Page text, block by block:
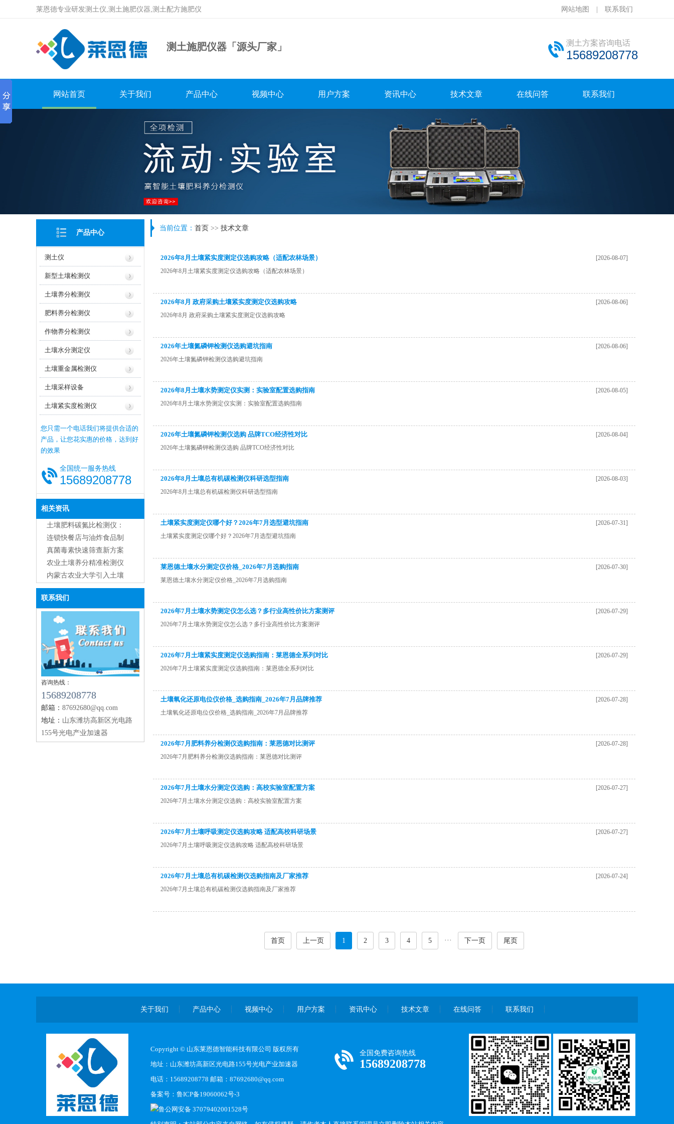
莱恩德专业研发测土仪,测土施肥仪器,测土配方施肥仪 网站地图 联系我们
测土施肥仪器「源头厂家」 测土方案咨询电话
15689208778
网站首页 关于我们 产品中心 视频中心 用户方案 资讯中心 技术文章 在线问答 联系我们
产品中心
测土仪
新型土壤检测仪
土壤养分检测仪
肥料养分检测仪
作物养分检测仪
土壤水分测定仪
土壤重金属检测仪
土壤采样设备
土壤紧实度检测仪
您只需一个电话我们将提供合适的
产品，让您花实惠的价格，达到好
的效果
全国统一服务热线
15689208778
相关资讯
土壤肥料碳氮比检测仪：
功能、原理与应用全解析
连锁快餐店与油炸食品制
造商用食用油品质检测仪
的主流应用与优势
真菌毒素快速筛查新方案
农业土壤养分精准检测仪
器综合应用解决方案
内蒙古农业大学引入土壤
肥料养分检测仪GT3，助
力精准农业研究
联系我们
咨询热线：
15689208778
邮箱： 87692680@qq.com
地址： 山东潍坊高新区光电路
155号光电产业加速器
当前位置： 首页 >> 技术文章
2026年8月土壤紧实度测定仪选购攻略（适配农林场景）
[2026-08-07]
2026年8月土壤紧实度测定仪选购攻略（适配农林场景）
2026年8月 政府采购土壤紧实度测定仪选购攻略
[2026-08-06]
2026年8月 政府采购土壤紧实度测定仪选购攻略
2026年土壤氮磷钾检测仪选购避坑指南
[2026-08-06]
2026年土壤氮磷钾检测仪选购避坑指南
2026年8月土壤水势测定仪实测：实验室配置选购指南
[2026-08-05]
2026年8月土壤水势测定仪实测：实验室配置选购指南
2026年土壤氮磷钾检测仪选购 品牌TCO经济性对比
[2026-08-04]
2026年土壤氮磷钾检测仪选购 品牌TCO经济性对比
2026年8月土壤总有机碳检测仪科研选型指南
[2026-08-03]
2026年8月土壤总有机碳检测仪科研选型指南
土壤紧实度测定仪哪个好？2026年7月选型避坑指南
[2026-07-31]
土壤紧实度测定仪哪个好？2026年7月选型避坑指南
莱恩德土壤水分测定仪价格_2026年7月选购指南
[2026-07-30]
莱恩德土壤水分测定仪价格_2026年7月选购指南
2026年7月土壤水势测定仪怎么选？多行业高性价比方案测评
[2026-07-29]
2026年7月土壤水势测定仪怎么选？多行业高性价比方案测评
2026年7月土壤紧实度测定仪选购指南：莱恩德全系列对比
[2026-07-29]
2026年7月土壤紧实度测定仪选购指南：莱恩德全系列对比
土壤氧化还原电位仪价格_选购指南_2026年7月品牌推荐
[2026-07-28]
土壤氧化还原电位仪价格_选购指南_2026年7月品牌推荐
2026年7月肥料养分检测仪选购指南：莱恩德对比测评
[2026-07-28]
2026年7月肥料养分检测仪选购指南：莱恩德对比测评
2026年7月土壤水分测定仪选购：高校实验室配置方案
[2026-07-27]
2026年7月土壤水分测定仪选购：高校实验室配置方案
2026年7月土壤呼吸测定仪选购攻略 适配高校科研场景
[2026-07-27]
2026年7月土壤呼吸测定仪选购攻略 适配高校科研场景
2026年7月土壤总有机碳检测仪选购指南及厂家推荐
[2026-07-24]
2026年7月土壤总有机碳检测仪选购指南及厂家推荐
首页 上一页 1 2 3 4 5 ··· 下一页 尾页
关于我们 产品中心 视频中心 用户方案 资讯中心 技术文章 在线问答 联系我们
Copyright © 山东莱恩德智能科技有限公司 版权所有
地址：山东潍坊高新区光电路155号光电产业加速器
电话：15689208778 邮箱：87692680@qq.com
备案号： 鲁ICP备19060062号-3
鲁公网安备 37079402001528号
全国免费咨询热线
15689208778